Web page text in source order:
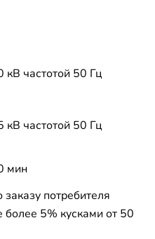
кВ частотой 50 Гц
кВ частотой 50 Гц
мин
заказу потребителя
более 5% кусками от 50